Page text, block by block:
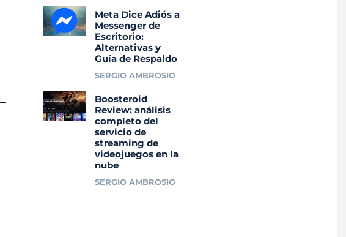
Meta Dice Adiós a
Messenger de
Escritorio:
Alternativas y
Guía de Respaldo
SERGIO AMBROSIO
Boosteroid
Review: análisis
completo del
servicio de
streaming de
videojuegos en la
nube
SERGIO AMBROSIO